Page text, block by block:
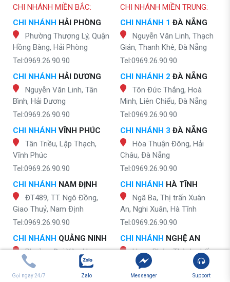
CHI NHÁNH MIỀN BẮC:
CHI NHÁNH HẢI PHÒNG
Phường Thượng Lý, Quận
Hồng Bàng, Hải Phòng
Tel:0969.26.90.90
CHI NHÁNH HẢI DƯƠNG
Nguyễn Văn Linh, Tân
Bình, Hải Dương
Tel:0969.26.90.90
CHI NHÁNH VĨNH PHÚC
Tân Triều, Lập Thạch,
Vĩnh Phúc
Tel:0969.26.90.90
CHI NHÁNH NAM ĐỊNH
ĐT489, TT. Ngô Đồng,
Giao Thuỷ, Nam Định
Tel:0969.26.90.90
CHI NHÁNH QUẢNG NINH
Phường Đại Yên, Hạ
Long, Quảng Ninh
Tel:0969.26.90.90
CHI NHÁNH MIỀN TRUNG:
CHI NHÁNH 1 ĐÀ NẴNG
Nguyễn Văn Linh, Thạch
Gián, Thanh Khê, Đà Nẵng
Tel:0969.26.90.90
CHI NHÁNH 2 ĐÀ NẴNG
Tôn Đức Thắng, Hoà
Minh, Liên Chiểu, Đà Nẵng
Tel:0969.26.90.90
CHI NHÁNH 3 ĐÀ NẴNG
Hòa Thuận Đông, Hải
Châu, Đà Nẵng
Tel:0969.26.90.90
CHI NHÁNH HÀ TĨNH
Ngã Ba, Thị trấn Xuân
An, Nghi Xuân, Hà Tĩnh
Tel:0969.26.90.90
CHI NHÁNH NGHỆ AN
Hưng Phúc, Thành phố
Vinh, Nghệ An
Tel:0969.26.90.90
Gọi ngay 24/7 Zalo Messenger Support